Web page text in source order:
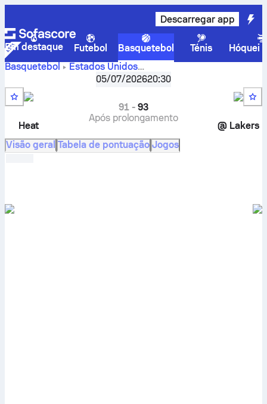
Descarregar app
Em destaque Futebol Basquetebol Ténis
Hóquei
Basquetebol
Estados Unidos
NBA Summer League,1.ª jornada
LA Lakers vs. Miami
Heat – resultado em direto, confrontos diretos, calendário,
prognósticos e estatísticas
05/07/202620:30
Heat
91-93
Após prolongamento
@ Lakers
Visão geral Tabela de pontuação Jogos